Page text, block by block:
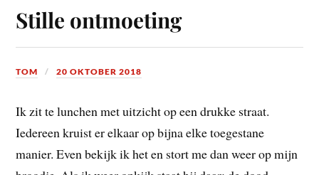
Stille ontmoeting
TOM 20 OKTOBER 2018
Ik zit te lunchen met uitzicht op een drukke straat.
Iedereen kruist er elkaar op bijna elke toegestane
manier. Even bekijk ik het en stort me dan weer op mijn